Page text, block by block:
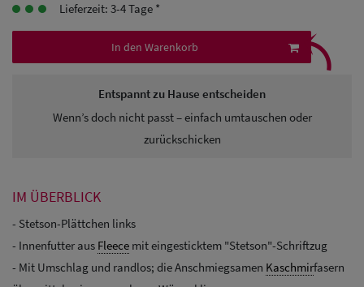
Baseball Cpas
Herren
Herren
Snapback Caps
Lieferzeit: 3-4 Tage *
In den Warenkorb
Entspannt zu Hause entscheiden
Wenn’s doch nicht passt – einfach umtauschen oder
zurückschicken
⤹
IM ÜBERBLICK
- Stetson-Plättchen links
- Innenfutter aus Fleece mit eingesticktem "Stetson"-Schriftzug
- Mit Umschlag und randlos; die Anschmiegsamen Kaschmirfasern